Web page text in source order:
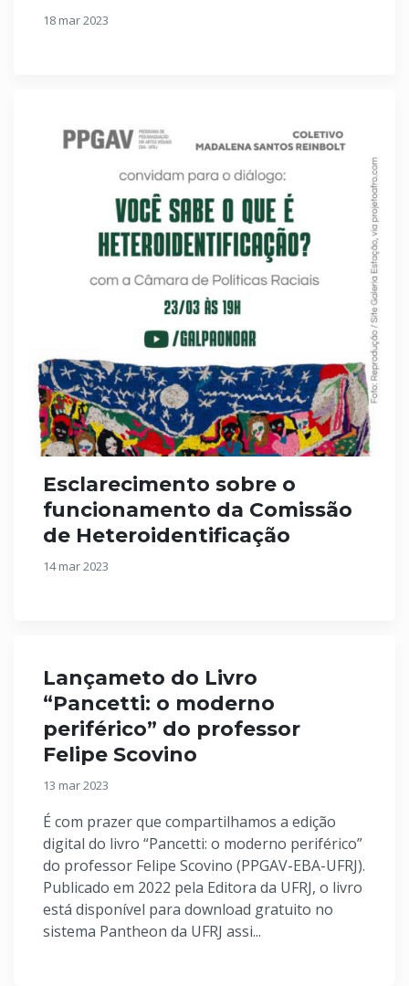
18 mar 2023
Esclarecimento sobre o
funcionamento da Comissão
de Heteroidentificação
14 mar 2023
Lançameto do Livro
“Pancetti: o moderno
periférico” do professor
Felipe Scovino
13 mar 2023
É com prazer que compartilhamos a edição
digital do livro “Pancetti: o moderno periférico”
do professor Felipe Scovino (PPGAV-EBA-UFRJ).
Publicado em 2022 pela Editora da UFRJ, o livro
está disponível para download gratuito no
sistema Pantheon da UFRJ assi...